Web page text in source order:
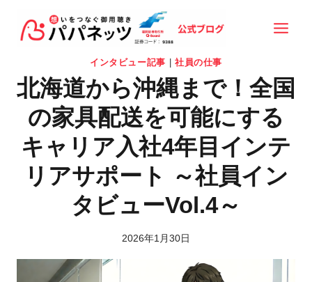
インタビュー記事 社員の仕事
北海道から沖縄まで！全国
の家具配送を可能にする
キャリア入社4年目インテ
リアサポート ～社員イン
タビューVol.4～
2026年1月30日